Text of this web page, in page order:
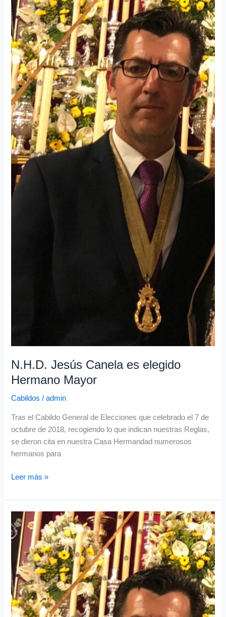
N.H.D. Jesús Canela es elegido
Hermano Mayor
Cabildos /admin
Tras el Cabildo General de Elecciones que celebrado el 7 de
octubre de 2018, recogiendo lo que indican nuestras Reglas,
se dieron cita en nuestra Casa Hermandad numerosos
hermanos para
elegido
Hermano
Mayor
Leer más »
NHD.
Jesús
Canela
Suero,
candidato
a
la
reelección
para